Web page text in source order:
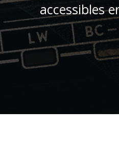
accessibles